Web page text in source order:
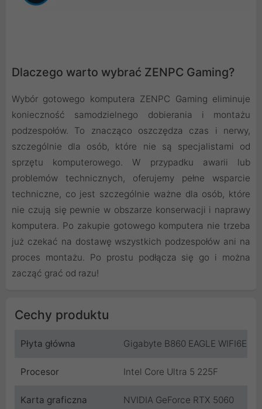
Dlaczego warto wybrać ZENPC Gaming?
Wybór gotowego komputera ZENPC Gaming eliminuje
konieczność samodzielnego dobierania i montażu
podzespołów. To znacząco oszczędza czas i nerwy,
szczególnie dla osób, które nie są specjalistami od
sprzętu komputerowego. W przypadku awarii lub
problemów technicznych, oferujemy pełne wsparcie
techniczne, co jest szczególnie ważne dla osób, które
nie czują się pewnie w obszarze konserwacji i naprawy
komputera. Po zakupie gotowego komputera nie trzeba
już czekać na dostawę wszystkich podzespołów ani na
proces montażu. Po prostu podłącza się go i można
zacząć grać od razu!
Cechy produktu
Płyta główna Gigabyte B860 EAGLE WIFI6E
Procesor Intel Core Ultra 5 225F
Karta graficzna NVIDIA GeForce RTX 5060